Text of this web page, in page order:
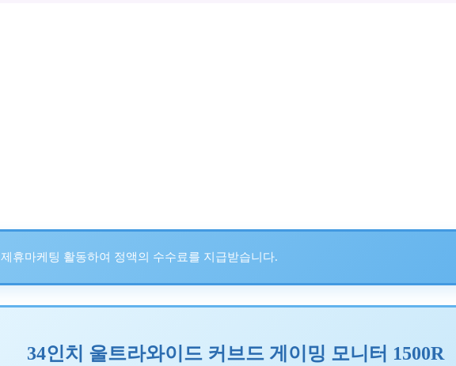
제휴마케팅 활동하여 정액의 수수료를 지급받습니다.
34인치 울트라와이드 커브드 게이밍 모니터 1500R